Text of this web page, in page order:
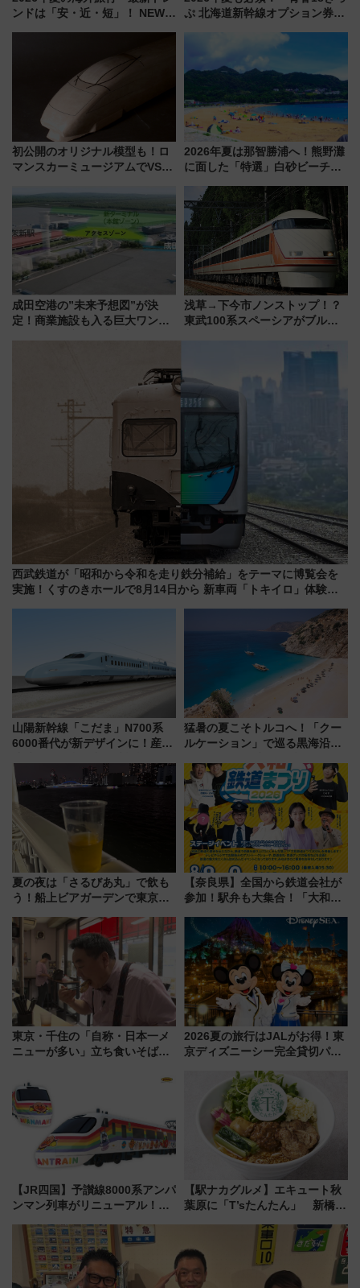
ンドは「安・近・短」！ NEWT
ぷ 北海道新幹線オプション券」
初公開のオリジナル模型も！ロ
マンスカーミュージアムでVSE
15日スタート
2026年夏は那智勝浦へ！熊野灘
に面した「特選」白砂ビーチは
会」は8月11日開催！
成田空港の”未来予想図”が決
定！商業施設も入る巨大ワンタ
ぶ！ JR空港駅は2面3線化！
浅草→下今市ノンストップ！？
東武100系スペーシアがブルー
ー当時の停車駅」を再現 運転
西武鉄道が「昭和から令和を走り鉄分補給」をテーマに博覧会を
実施！くすのきホールで8月14日から 新車両「トキイロ」体験ブ
山陽新幹線「こだま」N700系
6000番代が新デザインに！産学
用は今冬から
猛暑の夏こそトルコへ！「クー
ルケーション」で巡る黒海沿岸
連検索数が前年比237％増、ナ
ショジオも認める『2026年に訪
れるべき世界の旅先』
夏の夜は「さるびあ丸」で飲も
う！船上ビアガーデンで東京湾
杯……工場直送生ビールや島グ
ルメが美味い
【奈良県】全国から鉄道会社が
参加！駅弁も大集合！「大和鉄
に開催決定
東京・千住の「自称・日本一メ
ニューが多い」立ち食いそば屋
地のふらっと立ち食いそば』
7/27夜10時～放送
2026夏の旅行はJALがお得！東
京ディズニーシー完全貸切パー
ーン始まる 条件は「夏の国内
線に2回搭乗」
【JR四国】予讃線8000系アンパ
ンマン列車がリニューアル！内
今年12月
【駅ナカグルメ】エキュート秋
葉原に「T’sたんたん」 新橋に
饅」、オムライス専門店「肉と
たまご」新グルメ続々登場！
【2026年8月】